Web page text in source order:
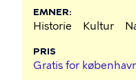
EMNER
Historie Kultur
PRIS
Gratis for